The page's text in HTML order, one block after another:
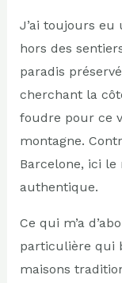
J’ai toujours
hors des
paradis
cherchant la
foudre pour ce
montagne.
Barcelone, ici
authentique.
Ce qui m’a
particulière qui
maisons